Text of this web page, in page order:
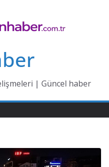
| Güncel haber